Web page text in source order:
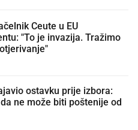
Ceute u EU
"To je invazija. Tražimo
ostavku prije izbora:
ne može biti poštenije od